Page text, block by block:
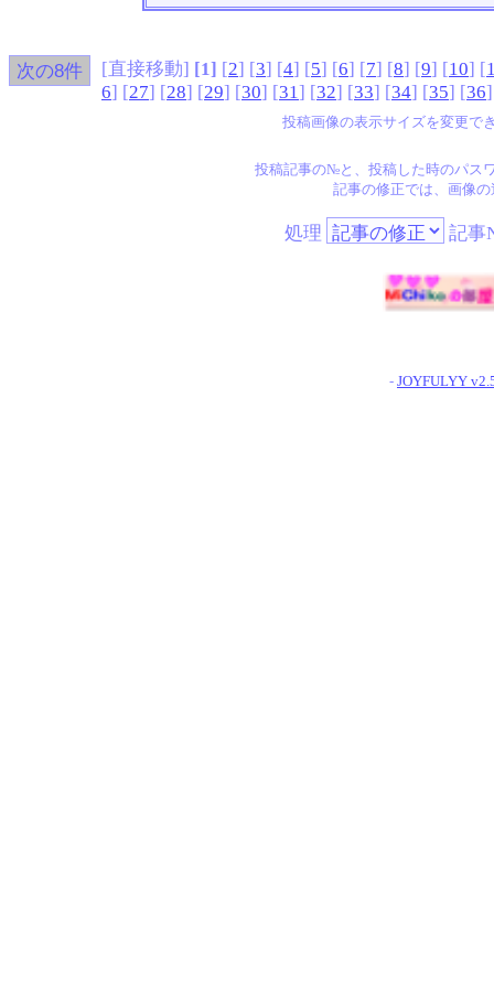
[直接移動] [1] [2] [3] [4] [5] [6] [7] [8] [9] [10] [
6] [27] [28] [29] [30] [31] [32] [33] [34] [35] [36
投稿画像の表示サイズを変更で
投稿記事の№と、投稿した時のパス
記事の修正では、画像
処理 記事
又のお
- JOYFULYY